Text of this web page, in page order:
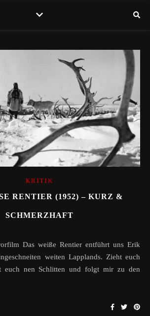
KRITIK
RENTIER (1952) – KURZ & S
CHMERZHAFT
weiten Lapplands. Zieht euch
euch nen Schlitten und folgt mir zu den